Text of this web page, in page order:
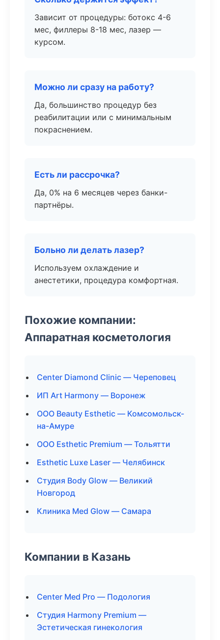
Зависит от процедуры: ботокс 4-6
мес, филлеры 8-18 мес, лазер —
курсом.
Можно ли сразу на работу?
Да, большинство процедур без
реабилитации или с минимальным
покраснением.
Есть ли рассрочка?
Да, 0% на 6 месяцев через банки-
партнёры.
Больно ли делать лазер?
Используем охлаждение и
анестетики, процедура комфортная.
Похожие компании:
Аппаратная косметология
Center Diamond Clinic — Череповец
ИП Art Harmony — Воронеж
ООО Beauty Esthetic — Комсомольск-
на-Амуре
ООО Esthetic Premium — Тольятти
Esthetic Luxe Laser — Челябинск
Студия Body Glow — Великий
Новгород
Клиника Med Glow — Самара
Компании в Казань
Center Med Pro — Подология
Студия Harmony Premium —
Эстетическая гинекология